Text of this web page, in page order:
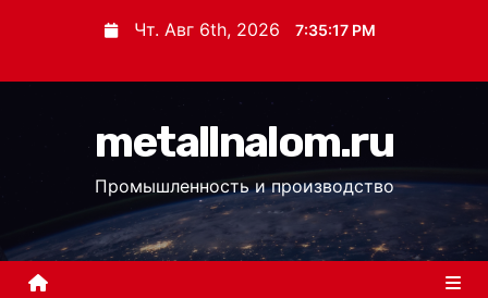
с
Чт. Авг 6th, 2026 7:35:17 PM
metallnalom.ru
Промышленность и производство